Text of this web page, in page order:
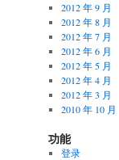
2012 年 9 月
2012 年 8 月
2012 年 7 月
2012 年 6 月
2012 年 5 月
2012 年 4 月
2012 年 3 月
2010 年 10 月
功能
登录